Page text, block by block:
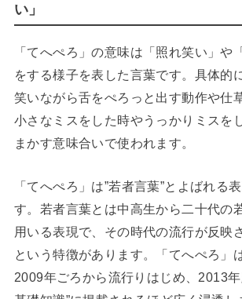
い」
「てへぺろ」の意味は「照れ笑い」や
をする様子を表した言葉です。具体的
笑いながら舌をぺろっと出す動作や仕
小さなミスをした時やうっかりミスを
まかす意味合いで使われます。
「てへぺろ」は”若者言葉”とよばれる
す。若者言葉とは中高生から二十代の
用いる表現で、その時代の流行が反映
という特徴があります。「てへぺろ」
2009年ごろから流行りはじめ、2013